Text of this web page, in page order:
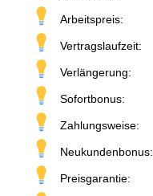
Arbeitspreis:
Vertragslaufzeit:
Verlängerung:
Sofortbonus:
Zahlungsweise:
Neukundenbonus:
Preisgarantie: